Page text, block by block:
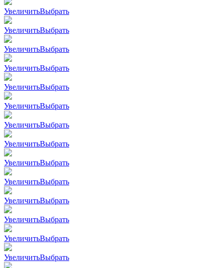
УвеличитьВыбрать
УвеличитьВыбрать
УвеличитьВыбрать
УвеличитьВыбрать
УвеличитьВыбрать
УвеличитьВыбрать
УвеличитьВыбрать
УвеличитьВыбрать
УвеличитьВыбрать
УвеличитьВыбрать
УвеличитьВыбрать
УвеличитьВыбрать
УвеличитьВыбрать
УвеличитьВыбрать